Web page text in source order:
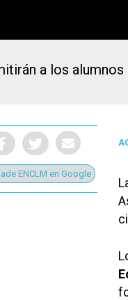
Presiona Intro para
a los
ENCLM en Google